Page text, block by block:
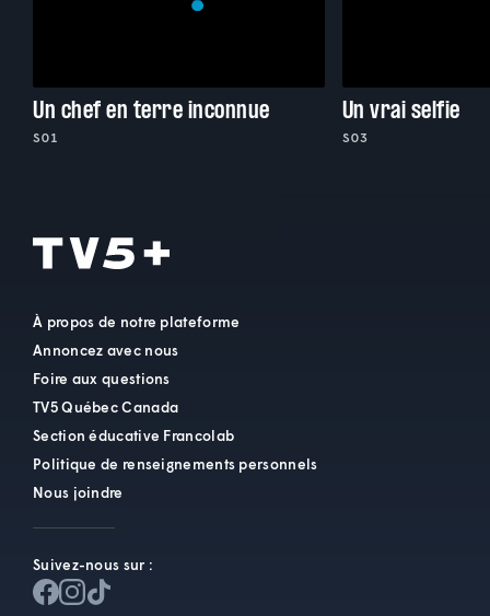
Un chef en terre inconnue
S01
Un vrai selfie
S03
À propos de notre plateforme
Annoncez avec nous
Foire aux questions
TV5 Québec Canada
Section éducative Francolab
Politique de renseignements personnels
Nous joindre
Suivez-nous sur :